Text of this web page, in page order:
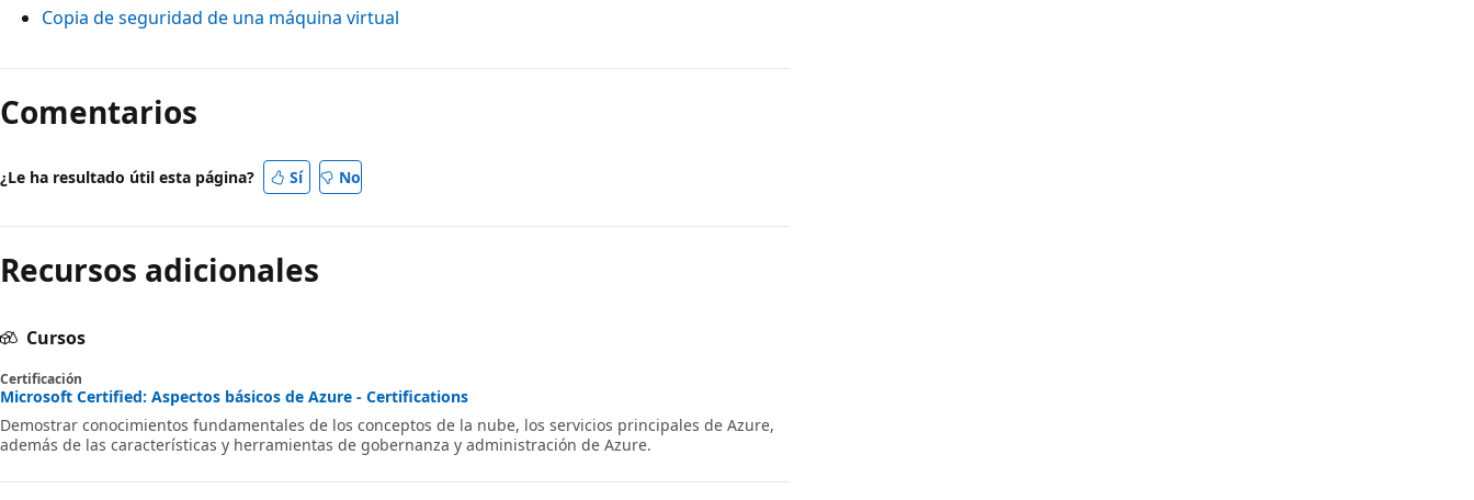
Copia de seguridad de una máquina virtual
Comentarios
¿Le ha resultado útil esta página? Sí No
Recursos adicionales
Cursos
Certificación
Microsoft Certified: Aspectos básicos de Azure - Certifications
Demostrar conocimientos fundamentales de los conceptos de la nube, los servicios principales de Azure,
además de las características y herramientas de gobernanza y administración de Azure.